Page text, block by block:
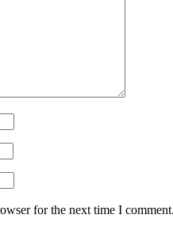
for the next time I comment.